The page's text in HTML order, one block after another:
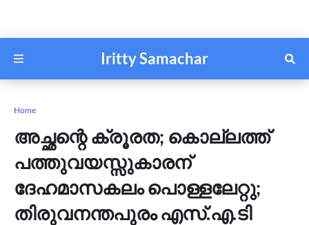
Iritty Samachar
Home
അച്ഛന്റെ ക്രൂരത; കൊല്ലത്ത്
പത്തുവയസ്സുകാരന്
ദേഹമാസകലം പൊള്ളലേറ്റു;
തിരുവനന്തപുരം എസ്.എ.ടി